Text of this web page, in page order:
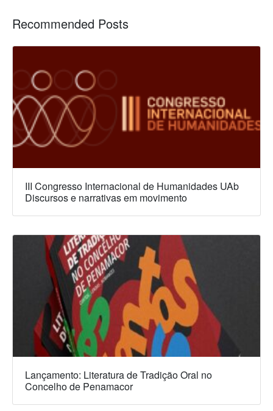
Recommended Posts
III Congresso Internacional de Humanidades UAb
Discursos e narrativas em movimento
Lançamento: Literatura de Tradição Oral no
Concelho de Penamacor